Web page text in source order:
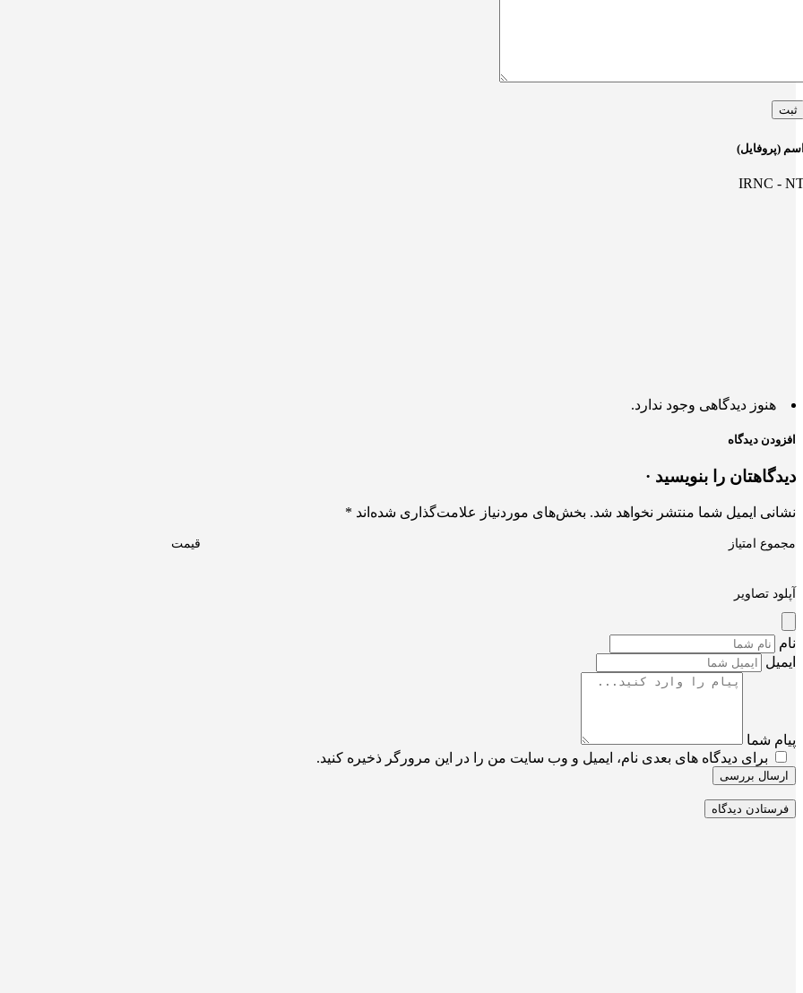
(پروفایل)
IRNC -
هنوز دیدگاهی وجود ندارد.
افزودن دیدگاه
دیدگاهتان را بنویسید ·
نشانی ایمیل شما منتشر نخواهد شد. بخش‌های موردنیاز علامت‌گذاری شده‌اند *
مجموع امتیاز قیمت
آپلود تصاویر
نام
ایمیل
پیام شما
برای دیدگاه های بعدی نام، ایمیل و وب سایت من را در این مرورگر ذخیره کنید.
ارسال بررسی